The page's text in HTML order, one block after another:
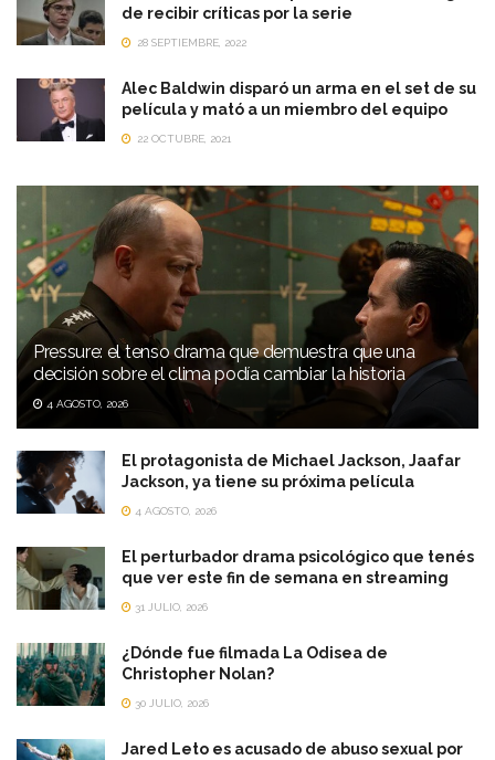
de recibir críticas por la serie
28 SEPTIEMBRE, 2022
Alec Baldwin disparó un arma en el set de su
película y mató a un miembro del equipo
22 OCTUBRE, 2021
Pressure: el tenso drama que demuestra que una
decisión sobre el clima podía cambiar la historia
4 AGOSTO, 2026
El protagonista de Michael Jackson, Jaafar
Jackson, ya tiene su próxima película
4 AGOSTO, 2026
El perturbador drama psicológico que tenés
que ver este fin de semana en streaming
31 JULIO, 2026
¿Dónde fue filmada La Odisea de
Christopher Nolan?
30 JULIO, 2026
Jared Leto es acusado de abuso sexual por